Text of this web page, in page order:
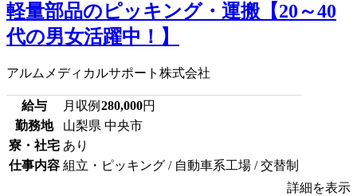
軽量部品のピッキング・運搬【20～40
代の男女活躍中！】
アルムメディカルサポート株式会社
給与 月収例 280,000円
勤務地
山梨県 中央市
寮・社宅 あり
仕事内容 組立・ピッキング / 自動車系工場 / 交替制
詳細を表示